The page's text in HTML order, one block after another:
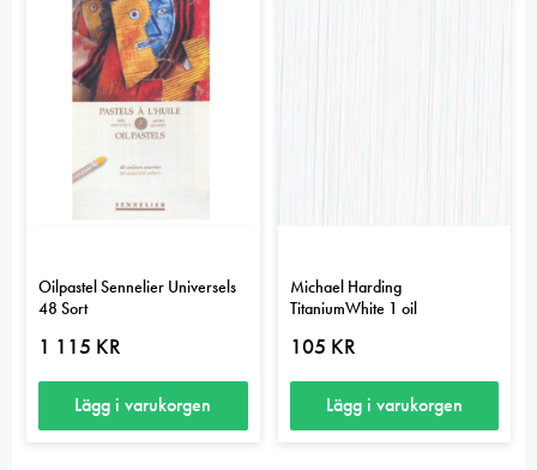
Oilpastel Sennelier Universels
48 Sort
1 115 KR
Lägg i varukorgen
Michael Harding
TitaniumWhite 1 oil
105 KR
Lägg i varukorgen